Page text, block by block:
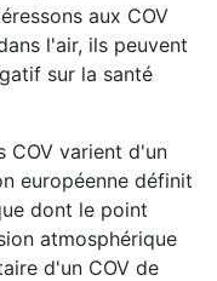
aux COV
l'air, ils peuvent
sur la santé
COV varient d'un
européenne définit
dont le point
atmosphérique
d'un COV de